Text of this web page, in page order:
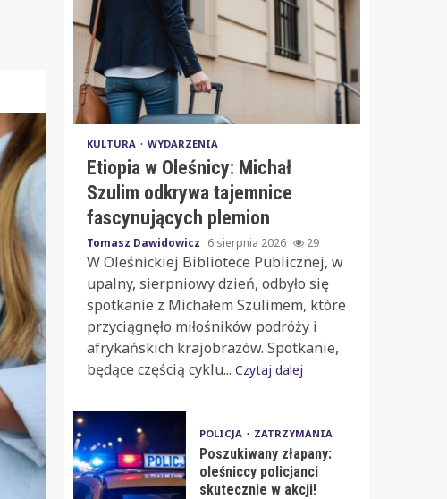
KULTURA WYDARZENIA
Etiopia w Oleśnicy: Michał
Szulim odkrywa tajemnice
fascynujących plemion
Tomasz Dawidowicz 6 sierpnia 2026 29
W Oleśnickiej Bibliotece Publicznej, w
upalny, sierpniowy dzień, odbyło się
spotkanie z Michałem Szulimem, które
przyciągnęło miłośników podróży i
afrykańskich krajobrazów. Spotkanie,
będące częścią cyklu... Czytaj dalej
POLICJA ZATRZYMANIA
Poszukiwany złapany:
oleśniccy policjanci
skutecznie w akcji!